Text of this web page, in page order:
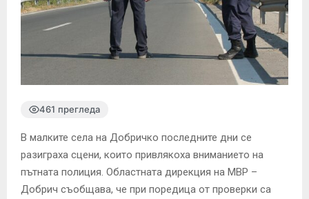
461 прегледа
В малките села на Добричко последните дни се
разиграха сцени, които привлякоха вниманието на
пътната полиция. Областната дирекция на МВР –
Добрич съобщава, че при поредица от проверки са